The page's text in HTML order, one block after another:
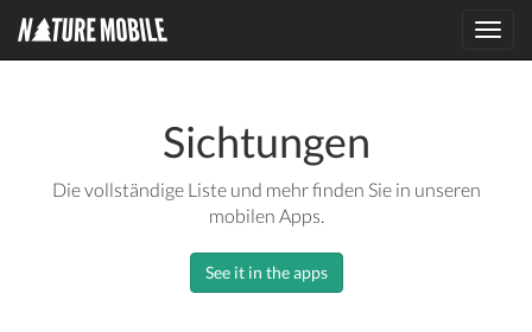
Sichtungen
Die vollständige Liste und mehr finden Sie in unseren
mobilen Apps.
See it in the apps